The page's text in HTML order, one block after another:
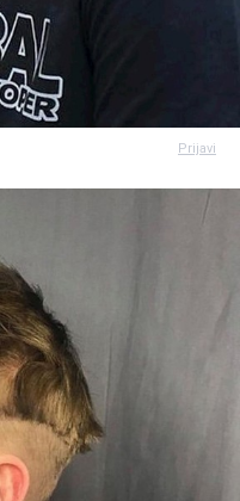
Prijavi